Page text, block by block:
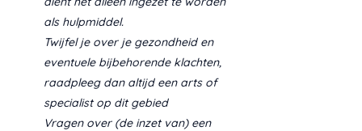
als hulpmiddel.
Twijfel je over je gezondheid en
eventuele bijbehorende klachten,
raadpleeg dan altijd een arts of
specialist op dit gebied
Vragen over (de inzet van) een